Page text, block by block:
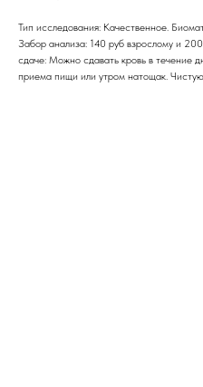
Тип исследования: Качественное.
Забор анализа: 140 руб взрослому и
сдаче: Можно сдавать кровь в течение
приема пищи или утром натощак.